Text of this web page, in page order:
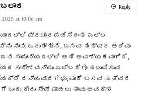
2025 at 10:06 am
ಪ್ರಚೂರಪಡಿಸಿದಂತ ಎಲ್ಲ
ನಾನು ಒದುತ್ತೇನೆ, ಬಸವ ತತ್ವದ ಅರಿವು
ಸಾಮಾನ್ಯರಲ್ಲಿ ಅತಿ ಅವಶ್ಯಕವಾಗಿದೆ,
ಸಂದೇಶವನ್ಮು ಎಲ್ಲರಿಗೂ ತಲುಪಿಸುವ
ಧನ್ಯವಾದಗಳು, ಮುಂದೆ ಬಸವ ತತ್ವದ
ಒಂದು ಕೀರು ಸೇವೆ ಮಾಡಲು ತಾವು ಅವಕಾಶ
Reply